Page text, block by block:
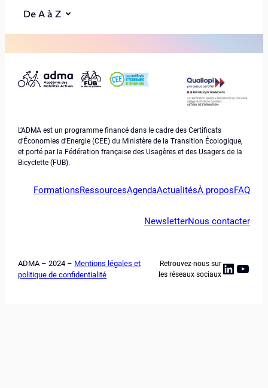
De A à Z
L’ADMA est un programme financé dans le cadre des Certificats
d’Économies d’Energie (CEE) du Ministère de la Transition Écologique,
et porté par la Fédération française des Usagères et des Usagers de la
Bicyclette (FUB).
FormationsRessourcesAgendaActualitésÀ proposFAQ
NewsletterNous contacter
ADMA – 2024 – Mentions légales et
politique de confidentialité
Retrouvez-nous sur
les réseaux sociaux